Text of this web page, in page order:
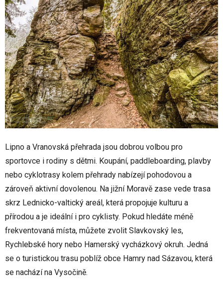
Lipno a Vranovská přehrada jsou dobrou volbou pro
sportovce i rodiny s dětmi. Koupání, paddleboarding, plavby
nebo cyklotrasy kolem přehrady nabízejí pohodovou a
zároveň aktivní dovolenou. Na jižní Moravě zase vede trasa
skrz Lednicko-valtický areál, která propojuje kulturu a
přírodou a je ideální i pro cyklisty. Pokud hledáte méně
frekventovaná místa, můžete zvolit Slavkovský les,
Rychlebské hory nebo Hamerský vycházkový okruh. Jedná
se o turistickou trasu poblíž obce Hamry nad Sázavou, která
se nachází na Vysočině.